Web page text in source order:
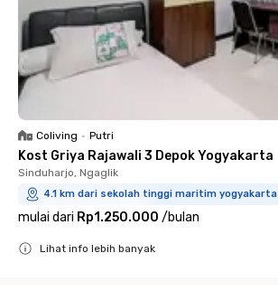
Coliving • Putri
Kost Griya Rajawali 3 Depok Yogyakarta
Sinduharjo, Ngaglik
4.1 km dari sekolah tinggi maritim yogyakarta
mulai dari Rp1.250.000 /bulan
Lihat info lebih banyak